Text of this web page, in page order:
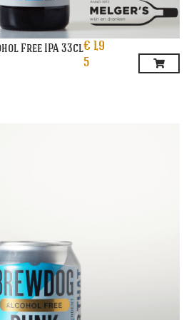
Free IPA 33cl€ 1,9
5